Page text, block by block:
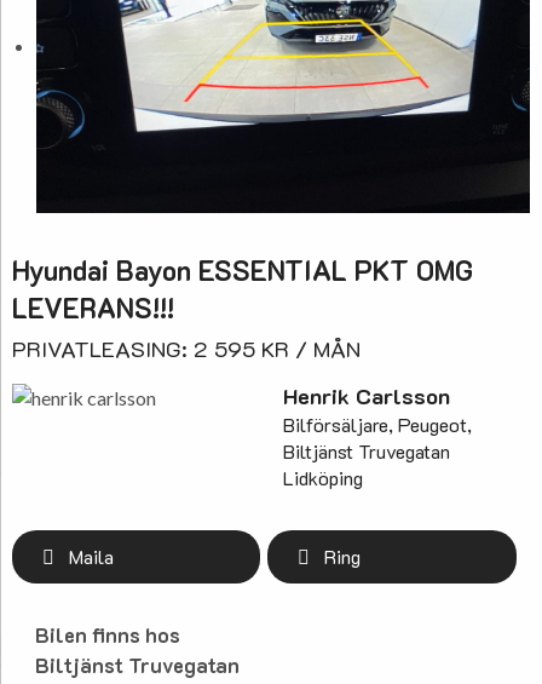
Hyundai Bayon ESSENTIAL PKT OMG
LEVERANS!!!
PRIVATLEASING: 2 595 KR / MÅN
Henrik Carlsson
Bilförsäljare, Peugeot,
Biltjänst Truvegatan
Lidköping
Maila Ring
Bilen finns hos
Biltjänst Truvegatan